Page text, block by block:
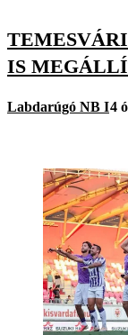
IS
Labdarúgó NB I4